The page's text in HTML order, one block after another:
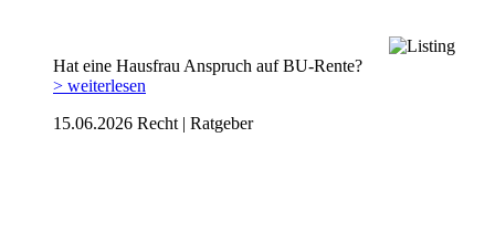
Hat eine Hausfrau Anspruch auf BU-Rente?
> weiterlesen
15.06.2026 Recht | Ratgeber